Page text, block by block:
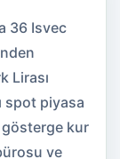
36 Isvec
Lirası
spot piyasa
gösterge kur
ve